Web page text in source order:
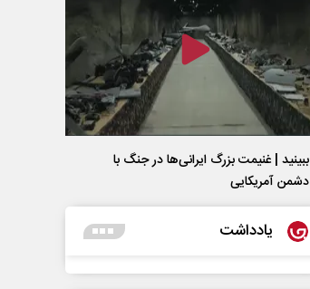
ببینید | غنیمت بزرگ ایرانی‌ها در جنگ با
دشمن آمریکایی
یادداشت